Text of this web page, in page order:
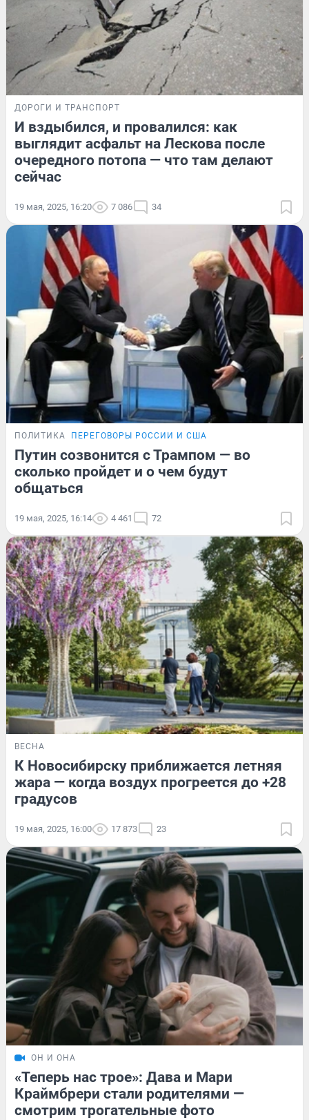
ДОРОГИ И ТРАНСПОРТ
И вздыбился, и провалился: как
выглядит асфальт на Лескова после
очередного потопа — что там делают
сейчас
19 мая, 2025, 16:20 7 086 34
ПОЛИТИКА ПЕРЕГОВОРЫ РОССИИ И США
Путин созвонится с Трампом — во
сколько пройдет и о чем будут
общаться
19 мая, 2025, 16:14 4 461 72
ВЕСНА
К Новосибирску приближается летняя
жара — когда воздух прогреется до +28
градусов
19 мая, 2025, 16:00 17 873 23
ОН И ОНА
«Теперь нас трое»: Дава и Мари
Краймбрери стали родителями —
смотрим трогательные фото